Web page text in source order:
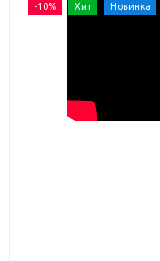
-10% Хит Новинка